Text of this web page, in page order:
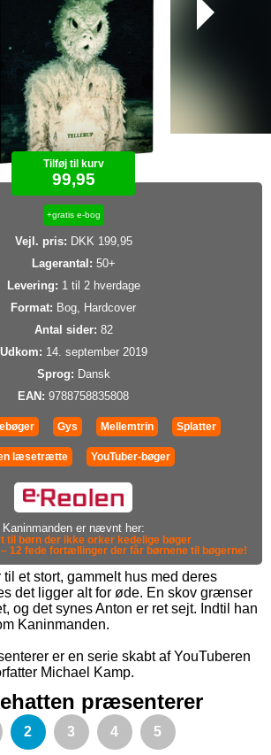
Tilføj til kurv
99,95
+gratis e-bog
Vejl. pris: DKK 199,95
Lagerantal: 50+
Levering: 1 til 2 hverdage
Format: Bog, Hardcover
Antal sider: 82
Udkom: 14. september 2019
Sprog: Dansk
EAN: 9788758835808
Gys Mellemtrin Splatter
læsetrætte YouTuber-bøger
Kaninmanden er nævnt her:
til børn der ikke orker kedelige bøger
– 12 fede fortællinger der får børnene til bøgerne!
et stort, gammelt hus med deres
det ligger alt for øde. En skov grænser
og det synes Anton er ret sejt. Indtil han
Kaninmanden.
er en serie skabt af YouTuberen
Michael Kamp.
præsenterer
2 3 4 5